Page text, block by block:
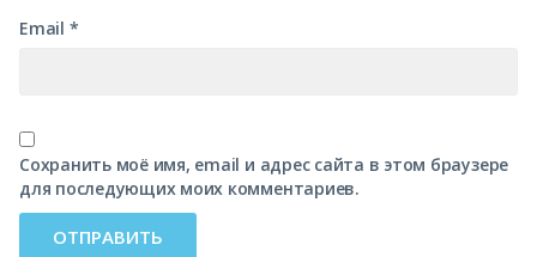
Email *
Сохранить моё имя, email и адрес сайта в этом браузере
для последующих моих комментариев.